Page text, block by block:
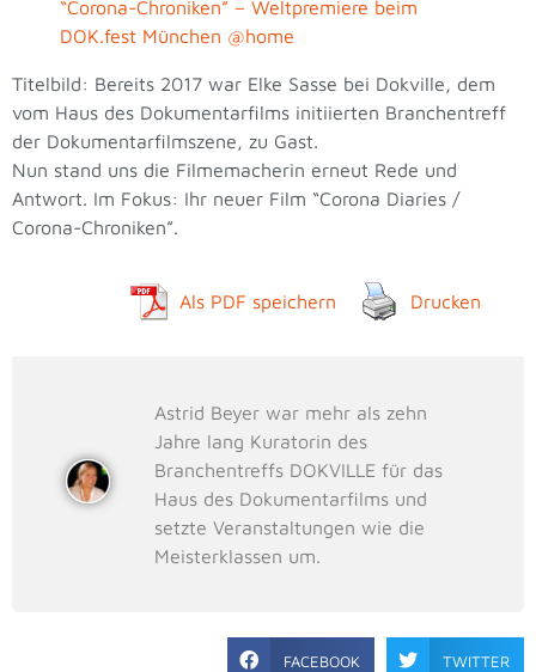
“Corona-Chroniken” – Weltpremiere beim
DOK.fest München @home
Titelbild: Bereits 2017 war Elke Sasse bei Dokville, dem
vom Haus des Dokumentarfilms initiierten Branchentreff
der Dokumentarfilmszene, zu Gast.
Nun stand uns die Filmemacherin erneut Rede und
Antwort. Im Fokus: Ihr neuer Film “Corona Diaries /
Corona-Chroniken”.
Als PDF speichern Drucken
Astrid Beyer war mehr als zehn
Jahre lang Kuratorin des
Branchentreffs DOKVILLE für das
Haus des Dokumentarfilms und
setzte Veranstaltungen wie die
Meisterklassen um.
FACEBOOK TWITTER